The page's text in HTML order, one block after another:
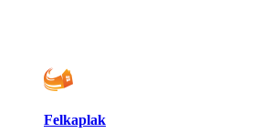
Felkaplak